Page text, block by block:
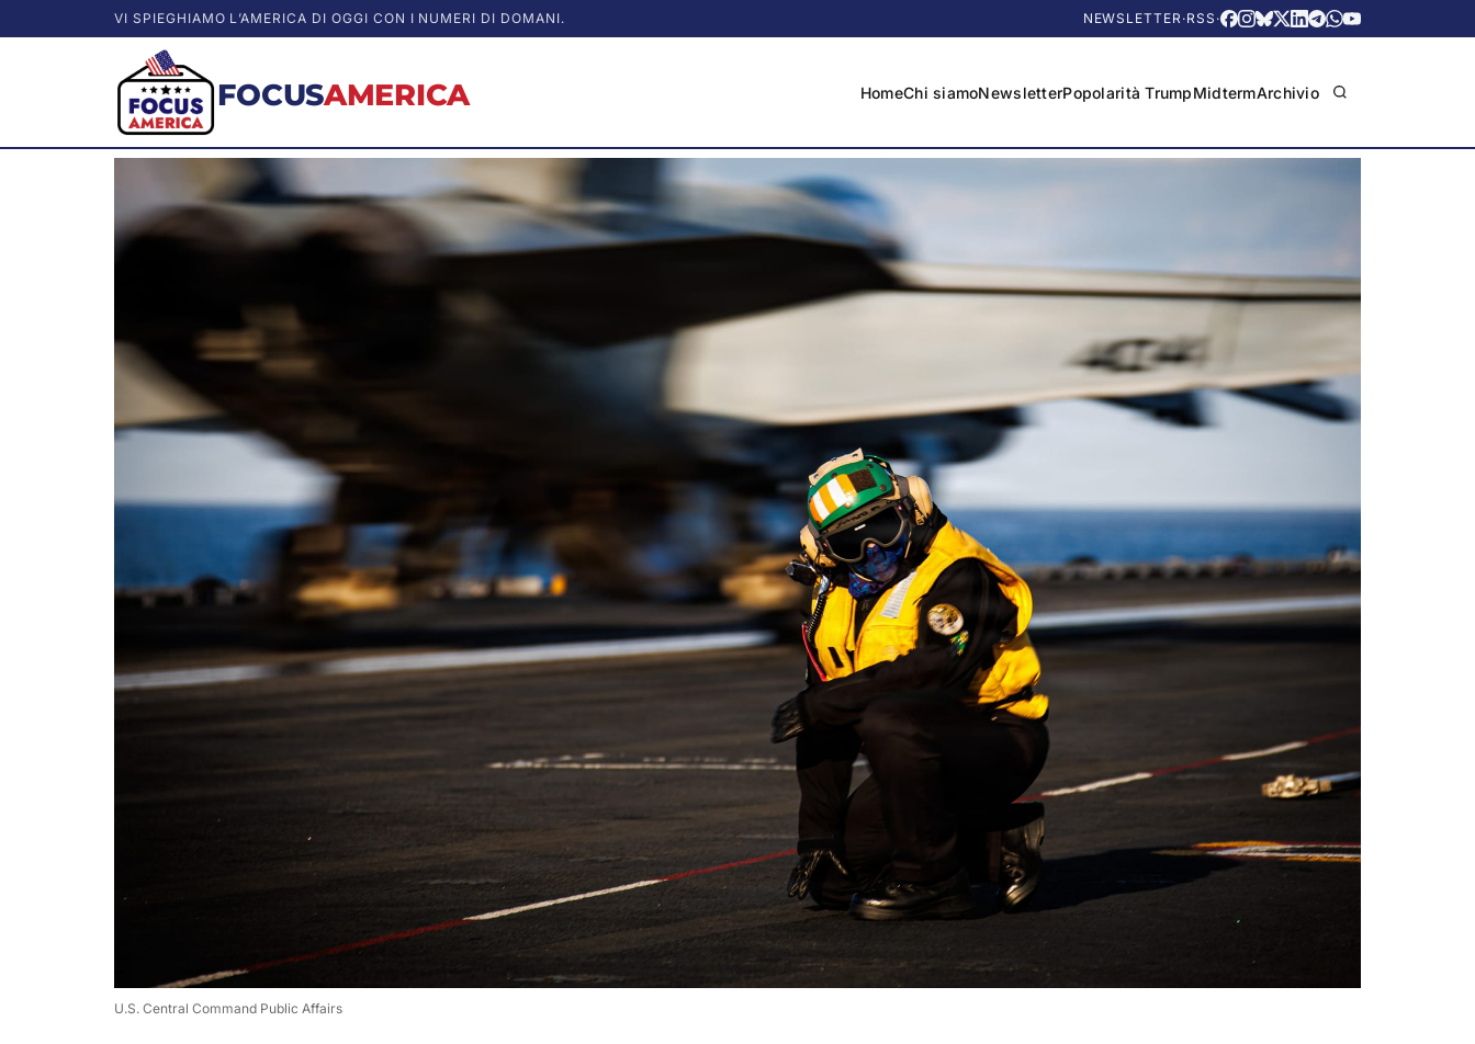
VI SPIEGHIAMO L’AMERICA DI OGGI CON I NUMERI DI DOMANI. NEWSLETTER·RSS ·
FOCUSAMERICA HomeChi siamoNewsletterPopolarità TrumpMidtermArchivio
U.S. Central Command Public Affairs